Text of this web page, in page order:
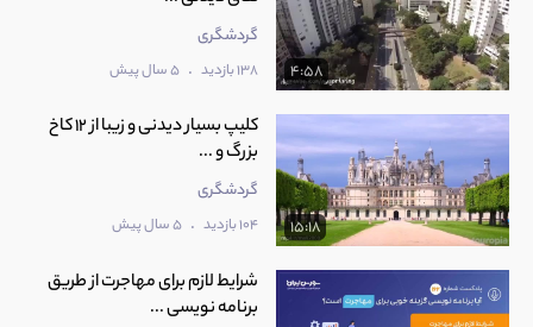
4:58
گردشگری
138 بازدید . 5 سال پیش
15:18
کلیپ بسیار دیدنی و زیبا از 12 کاخ
بزرگ و ...
گردشگری
104 بازدید . 5 سال پیش
شرایط لازم برای مهاجرت از طریق
برنامه نویسی ...